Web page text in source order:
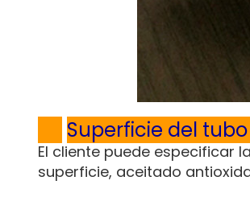
Superficie del
El cliente puede especificar
superficie, aceitado